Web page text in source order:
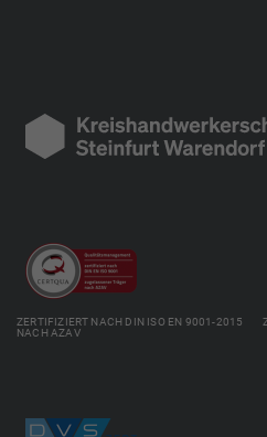
ZERTIFIZIERT NACH DIN ISO EN 9001-2015
NACH AZAV